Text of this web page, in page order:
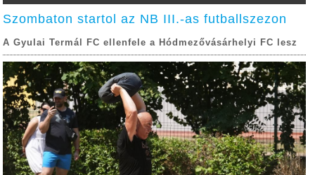
Szombaton startol az NB III.-as futballszezon
A Gyulai Termál FC ellenfele a Hódmezővásárhelyi FC lesz